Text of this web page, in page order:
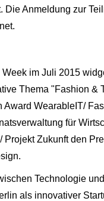
Die Anmeldung zur
im Juli 2015
Thema "Fashion &
Award WearableIT/
für
Projekt Zukunft den
Technologie
als innovativer